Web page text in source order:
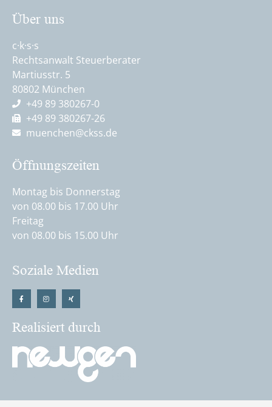
Über uns
c·k·s·s
Rechtsanwalt Steuerberater
Martiusstr. 5
80802 München
+49 89 380267-0
+49 89 380267-26
muenchen@ckss.de
Öffnungszeiten
Montag bis Donnerstag
von 08.00 bis 17.00 Uhr
Freitag
von 08.00 bis 15.00 Uhr
Soziale Medien
Realisiert durch